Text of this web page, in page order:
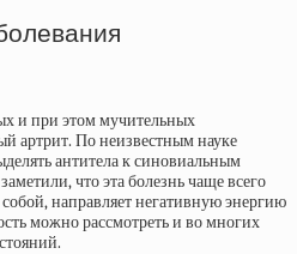
и при этом мучительных
артрит. По неизвестным науке
антитела к синовиальным
что эта болезнь чаще всего
собой, направляет негативную энергию
можно рассмотреть и во многих